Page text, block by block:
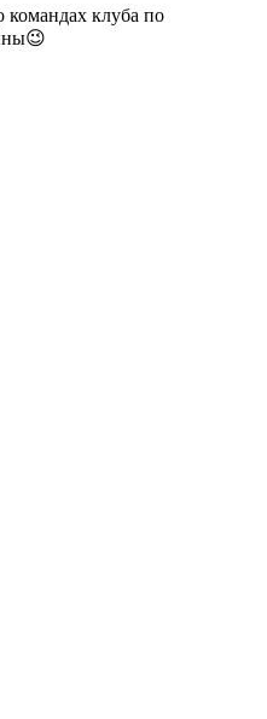
командах клуба по